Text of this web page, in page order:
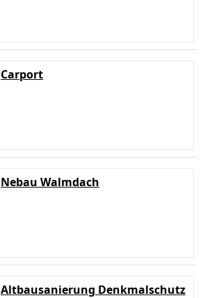
Carport
Nebau Walmdach
Altbausanierung Denkmalschutz